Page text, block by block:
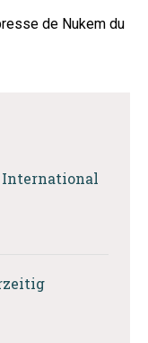
de Nukem du
International